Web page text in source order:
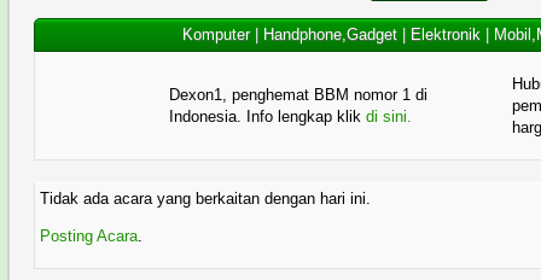
Komputer| Handphone,Gadget| Elektronik|
Dexon1, penghemat BBM nomor 1 di
Indonesia. Info lengkap klik di sini.
Tidak ada acara yang berkaitan dengan hari ini.
Posting Acara.